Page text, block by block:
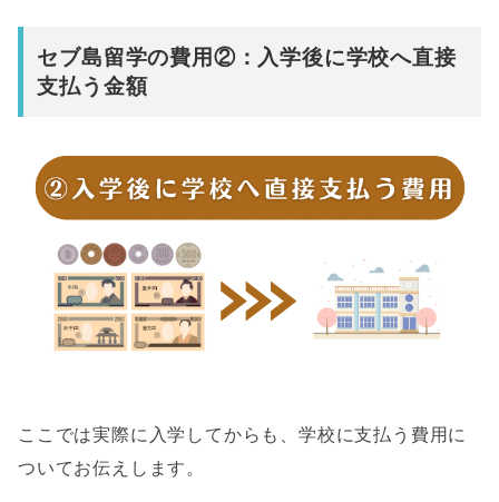
セブ島留学の費用②：入学後に学校へ直接
支払う金額
ここでは実際に入学してからも、学校に支払う費用に
ついてお伝えします。